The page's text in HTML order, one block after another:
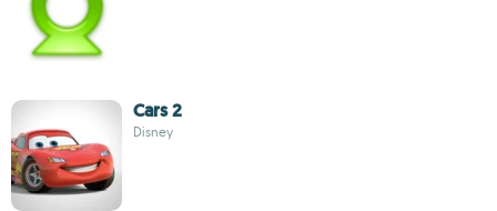
Cars 2
Disney